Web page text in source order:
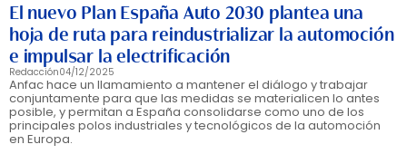
El nuevo Plan España Auto 2030 plantea una
hoja de ruta para reindustrializar la automoción
e impulsar la electrificación
Redacción04/12/2025
Anfac hace un llamamiento a mantener el diálogo y trabajar
conjuntamente para que las medidas se materialicen lo antes
posible, y permitan a España consolidarse como uno de los
principales polos industriales y tecnológicos de la automoción
en Europa.